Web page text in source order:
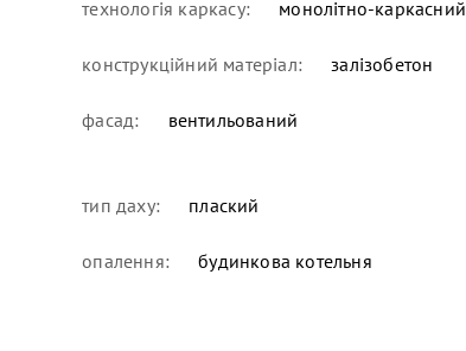
технологія каркасу: монолітно-каркасний
конструкційний матеріал: залізобетон
фасад: вентильований
тип даху: плаский
опалення: будинкова котельня